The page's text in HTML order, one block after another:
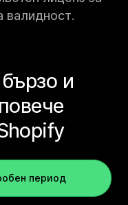
валидност.
и
период